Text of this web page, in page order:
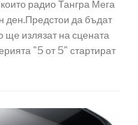
радио Тангра Мега
ден.Предстои да бъдат
ще излязат на сцената
"5 от 5" стартират